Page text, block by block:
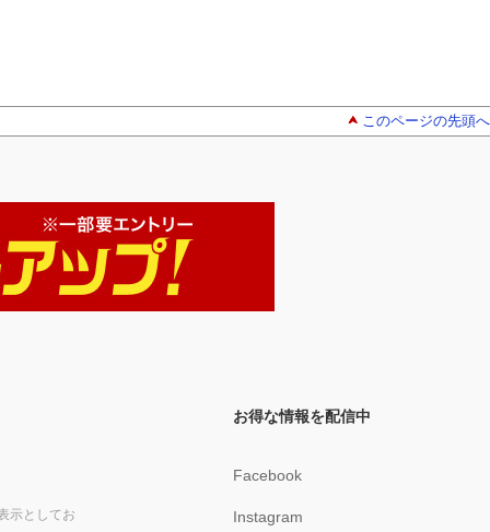
このページの先頭へ
示としてお
お得な情報を配信中
Facebook
Instagram